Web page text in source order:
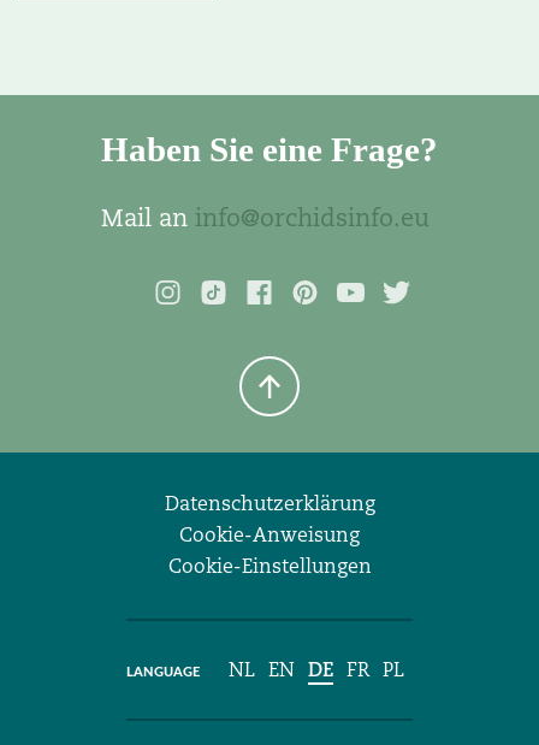
Haben Sie eine Frage?
Mail an info@orchidsinfo.eu
Datenschutzerklärung
Cookie-Anweisung
Cookie-Einstellungen
NL EN DE FR PL